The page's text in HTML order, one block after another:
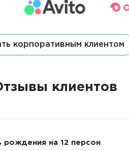
корпоративным клиентом
клиентов
рождения на 12 персон